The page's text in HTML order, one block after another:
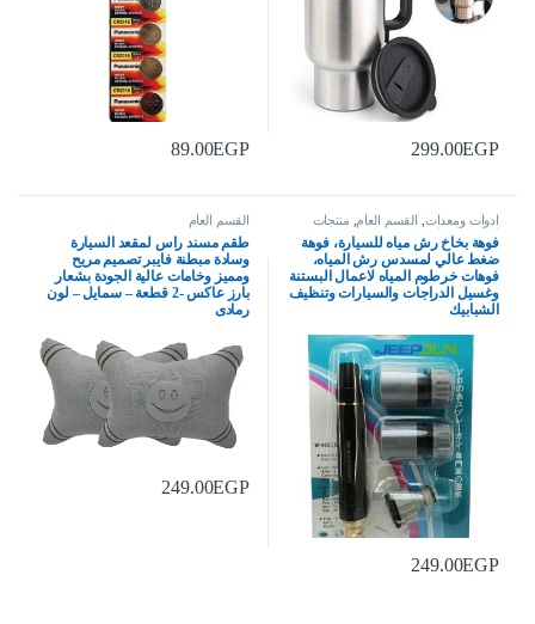
299.00EGP
89.00EGP
ادوات ومعدات القسم العام منتجات
العناية بالسيارة
فوهة بخاخ رش مياه للسيارة، فوهة
ضغط عالي لمسدس رش المياه،
فوهات خرطوم المياه لاعمال البستنة
وغسيل الدراجات والسيارات وتنظيف
الشبابيك
249.00EGP
القسم العام
طقم مسند راس لمقعد السيارة
وسادة مبطنة فايبر تصميم مريح
ومميز وخامات عالية الجودة بشعار
بارز عاكس -2 قطعة – سمايل – لون
رمادى
249.00EGP